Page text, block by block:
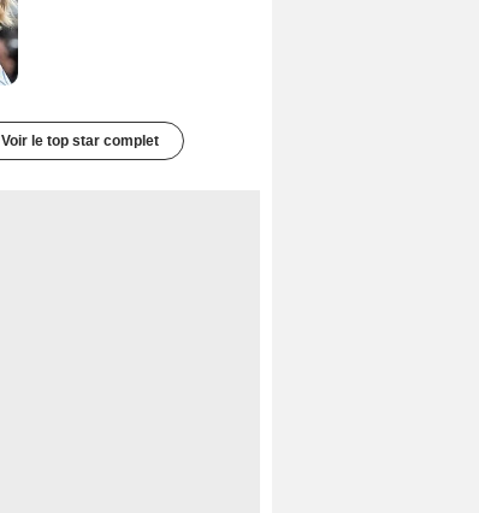
Voir le top star complet